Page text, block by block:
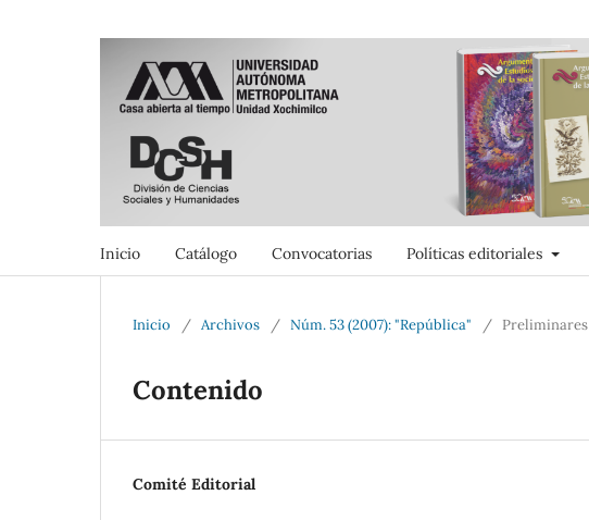
Inicio Catálogo Convocatorias Políticas editoriales
Inicio / Archivos / Núm. 53 (2007): "República" / Preliminares
Contenido
Comité Editorial